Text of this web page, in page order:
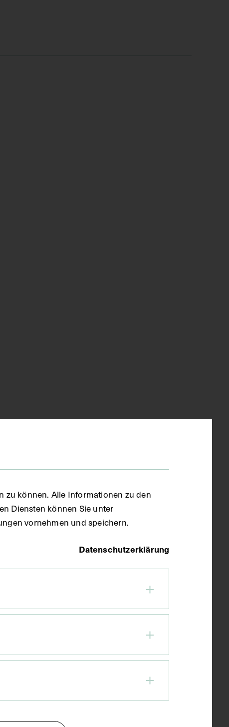
zu können. Alle Informationen zu den
Diensten können Sie unter
vornehmen und speichern.
Datenschutzerklärung